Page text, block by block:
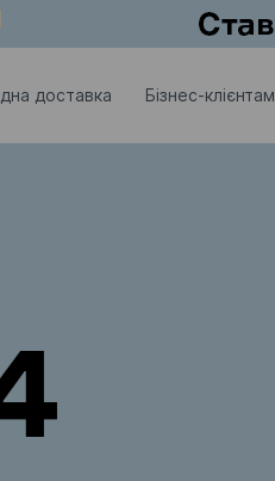
доставка Бізнес-клієнтам